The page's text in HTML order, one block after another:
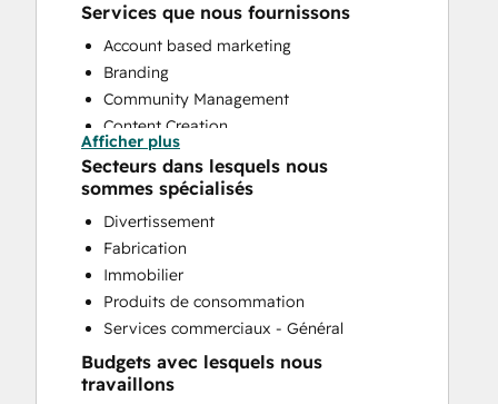
Services que nous fournissons
Account based marketing
Branding
Community Management
Content Creation
Conversational Marketing
CRM Implementation
CRM Migration
Custom API Integrations
Customer Marketing
Customer Success Training
Customer Support Training
Customer Survey and Analysis
Email Marketing
Full Inbound Marketing Services
Afficher plus
Secteurs dans lesquels nous
sommes spécialisés
Divertissement
Fabrication
Immobilier
Produits de consommation
Services commerciaux - Général
Budgets avec lesquels nous
travaillons